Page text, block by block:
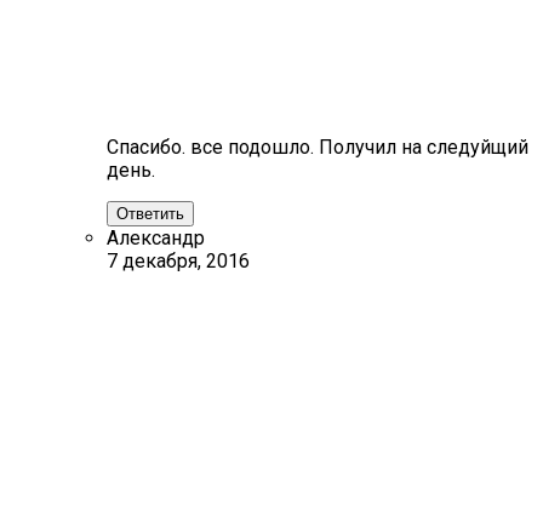
Спасибо. все подошло. Получил на следуйщий
день.
Ответить
Александр
7 декабря, 2016